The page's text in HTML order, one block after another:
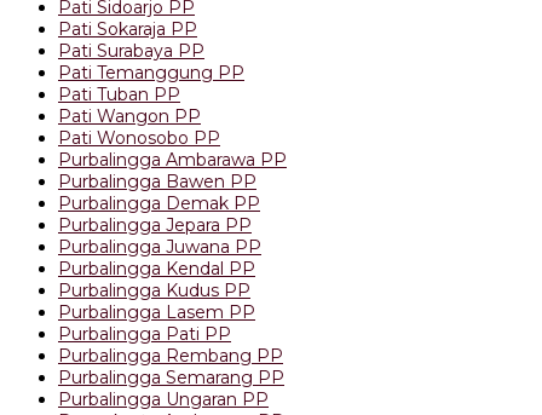
Pati Sidoarjo PP
Pati Sokaraja PP
Pati Surabaya PP
Pati Temanggung PP
Pati Tuban PP
Pati Wangon PP
Pati Wonosobo PP
Purbalingga Ambarawa PP
Purbalingga Bawen PP
Purbalingga Demak PP
Purbalingga Jepara PP
Purbalingga Juwana PP
Purbalingga Kendal PP
Purbalingga Kudus PP
Purbalingga Lasem PP
Purbalingga Pati PP
Purbalingga Rembang PP
Purbalingga Semarang PP
Purbalingga Ungaran PP